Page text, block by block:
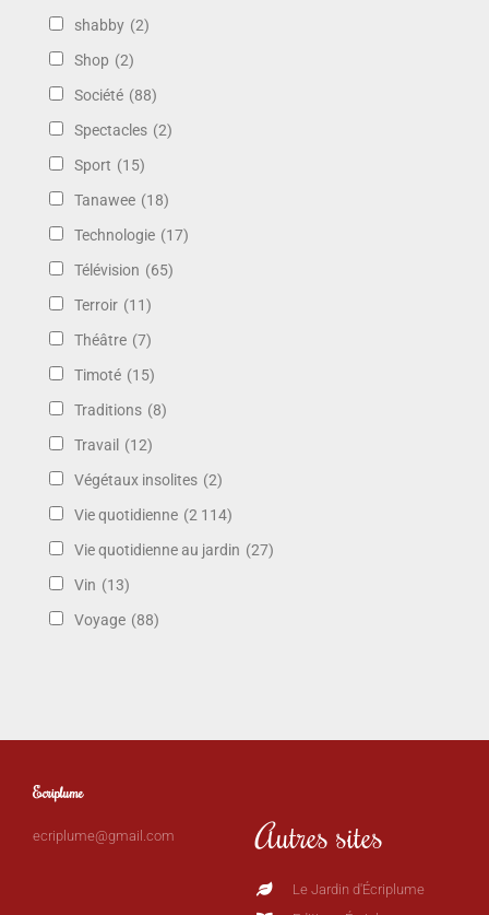
shabby (2)
Shop (2)
Société (88)
Spectacles (2)
Sport (15)
Tanawee (18)
Technologie (17)
Télévision (65)
Terroir (11)
Théâtre (7)
Timoté (15)
Traditions (8)
Travail (12)
Végétaux insolites (2)
Vie quotidienne (2 114)
Vie quotidienne au jardin (27)
Vin (13)
Voyage (88)
Ecriplume
ecriplume@gmail.com Autres sites
Le Jardin d'Écriplume